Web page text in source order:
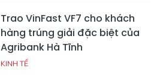
Trao VinFast VF7 cho khách
hàng trúng giải đặc biệt của
Agribank Hà Tĩnh
KINH TẾ